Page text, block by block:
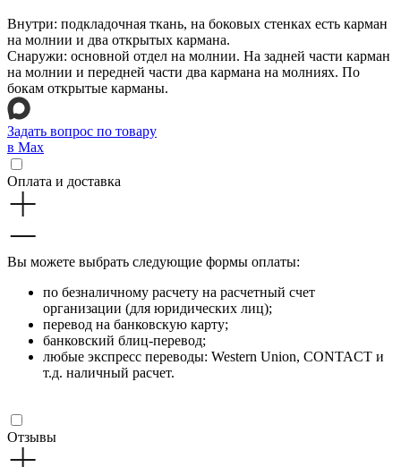
Внутри: подкладочная ткань, на боковых стенках есть карман
на молнии и два открытых кармана.
Снаружи: основной отдел на молнии. На задней части карман
на молнии и передней части два кармана на молниях. По
бокам открытые карманы.
Задать вопрос по товару
в Max
Оплата и доставка
Вы можете выбрать следующие формы оплаты:
по безналичному расчету на расчетный счет
организации (для юридических лиц);
перевод на банковскую карту;
банковский блиц-перевод;
любые экспресс переводы: Western Union, CONTACT и
т.д. наличный расчет.
Отзывы